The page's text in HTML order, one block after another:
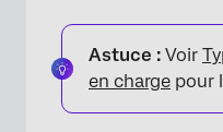
Astuce : Voir
en charge pour